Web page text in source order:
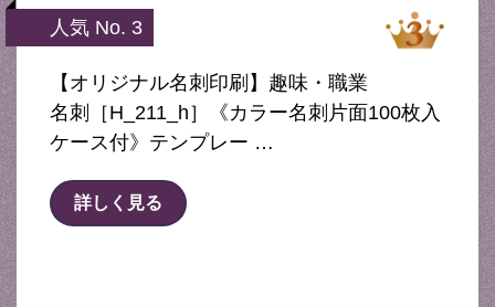
人気 No. 3
【オリジナル名刺印刷】趣味・職業
名刺［H_211_h］《カラー名刺片面100枚入
ケース付》テンプレー …
詳しく見る